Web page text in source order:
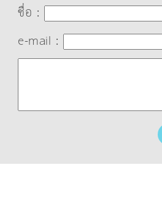
ชื่อ :
e-mail :